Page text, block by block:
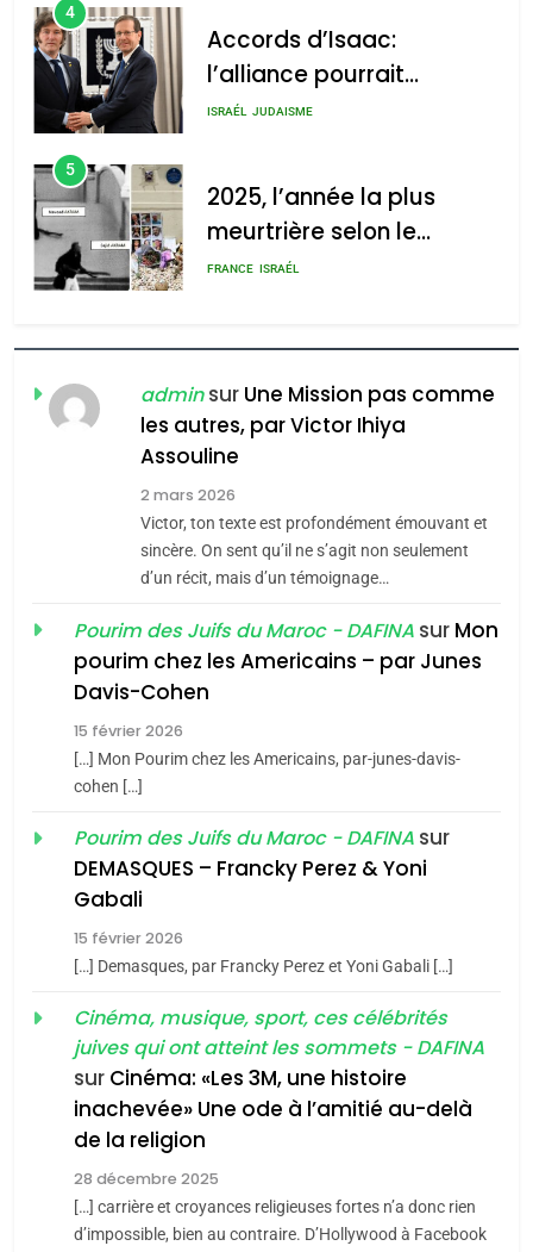
4
Accords d’Isaac:
l’alliance pourrait
s’étendre à 13 pays
ISRAÉL JUDAISME
5
2025, l’année la plus
meurtrière selon le
rapport d’ADL contre
FRANCE ISRAÉL
FIÈRE, DIGNE ET RÉSILIENTE :
POURQUOI JE REVENDIQUE
MA JUDAÏTE par Thérèse
Zrihen-Dvir
ISRAÉL JUDAISME
CE QUI NOUS MANQUE –
Jacques Hadida
JUDAISME
Maroc : Les amandes de
Tafraout, le miel de Tadla
du terroir
Oeil ravageur – Vanessa
De Loya Stauber
«Tu dis génocide, je dis
guerre»: La nouvelle
chanson de Boy George
ISRAÉL JUDAISME
adminsur Une Mission pas comme
les autres, par Victor Ihiya
Assouline
2 mars 2026
Victor, ton texte est profondément émouvant et
sincère. On sent qu’il ne s’agit non seulement
d’un récit, mais d’un témoignage…
Pourim des Juifs du Maroc - DAFINA sur Mon
pourim chez les Americains – par Junes
Davis-Cohen
15 février 2026
[…] Mon Pourim chez les Americains, par-junes-davis-
cohen […]
Pourim des Juifs du Maroc - DAFINA sur
DEMASQUES – Francky Perez & Yoni
Gabali
15 février 2026
[…] Demasques, par Francky Perez et Yoni Gabali […]
Cinéma, musique, sport, ces célébrités
juives qui ont atteint les sommets - DAFINA
sur Cinéma: «Les 3M, une histoire
inachevée» Une ode à l’amitié au-delà
de la religion
28 décembre 2025
[…] carrière et croyances religieuses fortes n’a donc rien
d’impossible, bien au contraire. D’Hollywood à Facebook
meurtrière selon le rapport
l’antisémitisme
FIÈRE, DIGNE ET RÉSILIENTE :
POURQUOI JE REVENDIQUE
MA JUDAÏTE par Thérèse
Zrihen-Dvir
ISRAÉL
CE QUI NOUS MANQUE –